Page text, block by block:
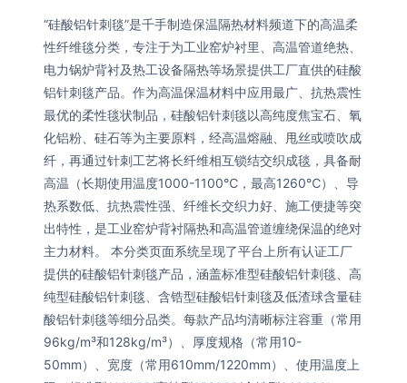
“硅酸铝针刺毯”是千手制造保温隔热材料频道下的高温柔
性纤维毯分类，专注于为工业窑炉衬里、高温管道绝热、
电力锅炉背衬及热工设备隔热等场景提供工厂直供的硅酸
铝针刺毯产品。作为高温保温材料中应用最广、抗热震性
最优的柔性毯状制品，硅酸铝针刺毯以高纯度焦宝石、氧
化铝粉、硅石等为主要原料，经高温熔融、甩丝或喷吹成
纤，再通过针刺工艺将长纤维相互锁结交织成毯，具备耐
高温（长期使用温度1000-1100℃，最高1260℃）、导
热系数低、抗热震性强、纤维长交织力好、施工便捷等突
出特性，是工业窑炉背衬隔热和高温管道缠绕保温的绝对
主力材料。 本分类页面系统呈现了平台上所有认证工厂
提供的硅酸铝针刺毯产品，涵盖标准型硅酸铝针刺毯、高
纯型硅酸铝针刺毯、含锆型硅酸铝针刺毯及低渣球含量硅
酸铝针刺毯等细分品类。每款产品均清晰标注容重（常用
96kg/m³和128kg/m³）、厚度规格（常用10-
50mm）、宽度（常用610mm/1220mm）、使用温度上